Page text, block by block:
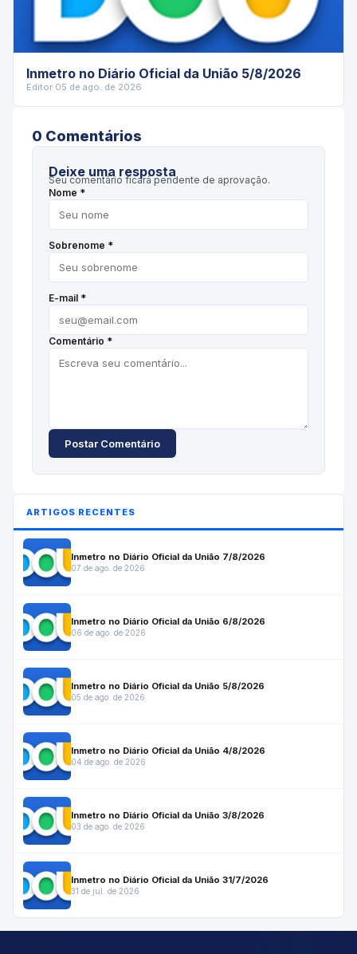
Inmetro no Diário Oficial da União 5/8/2026
Editor·05 de ago. de 2026
0 Comentários
Deixe uma resposta
Seu comentário ficará pendente de aprovação.
Nome *
Sobrenome *
E-mail *
Comentário *
Postar Comentário
ARTIGOS RECENTES
Inmetro no Diário Oficial da União 7/8/2026
07 de ago. de 2026
Inmetro no Diário Oficial da União 6/8/2026
06 de ago. de 2026
Inmetro no Diário Oficial da União 5/8/2026
05 de ago. de 2026
Inmetro no Diário Oficial da União 4/8/2026
04 de ago. de 2026
Inmetro no Diário Oficial da União 3/8/2026
03 de ago. de 2026
Inmetro no Diário Oficial da União 31/7/2026
31 de jul. de 2026